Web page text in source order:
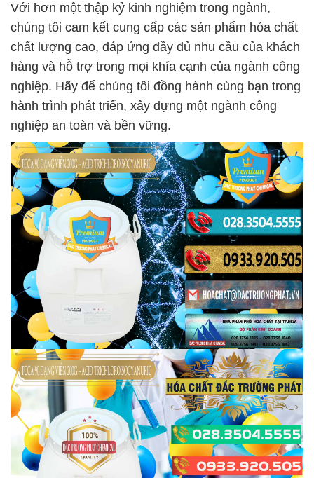
Với hơn một thập kỷ kinh nghiệm trong ngành,
chúng tôi cam kết cung cấp các sản phẩm hóa chất
chất lượng cao, đáp ứng đầy đủ nhu cầu của khách
hàng và hỗ trợ trong mọi khía cạnh của ngành công
nghiệp. Hãy để chúng tôi đồng hành cùng bạn trong
hành trình phát triển, xây dựng một ngành công
nghiệp an toàn và bền vững.